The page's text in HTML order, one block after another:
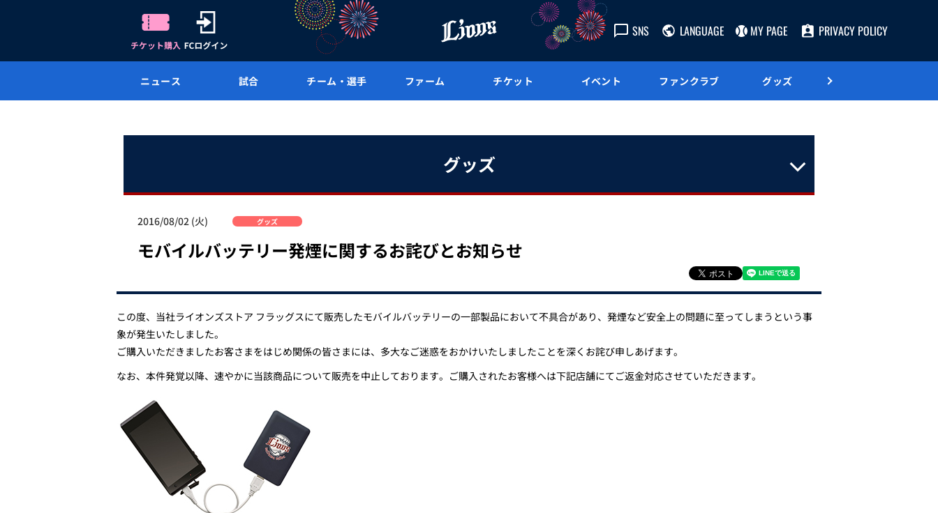
SNS LANGUAGE MY PAGE PRIVACY POLICY
ニュース 試合 チーム・選手 ファーム チケット イベント ファンクラブ グッズ
グッズ
2016/08/02 (火) グッズ
モバイルバッテリー発煙に関するお詫びとお知らせ
この度、当社ライオンズストア フラッグスにて販売したモバイルバッテリーの一部製品において不具合があり、発煙など安全上の問題に至ってしまうという事
象が発生いたしました。
ご購入いただきましたお客さまをはじめ関係の皆さまには、多大なご迷惑をおかけいたしましたことを深くお詫び申しあげます。
なお、本件発覚以降、速やかに当該商品について販売を中止しております。ご購入されたお客様へは下記店舗にてご返金対応させていただきます。